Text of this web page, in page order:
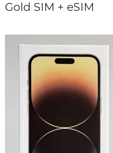
Gold SIM + eSIM